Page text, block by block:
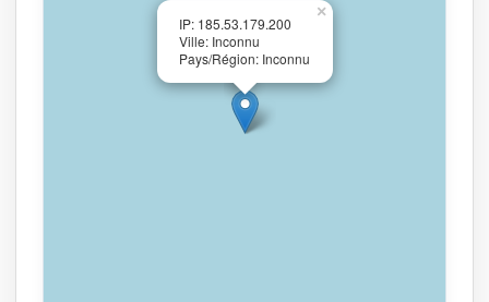
IP: 185.53.179.200
Ville: Inconnu
Pays/Région: Inconnu
×